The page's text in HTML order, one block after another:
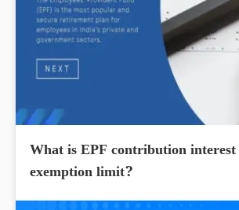
What is EPF contribution
exemption limit?